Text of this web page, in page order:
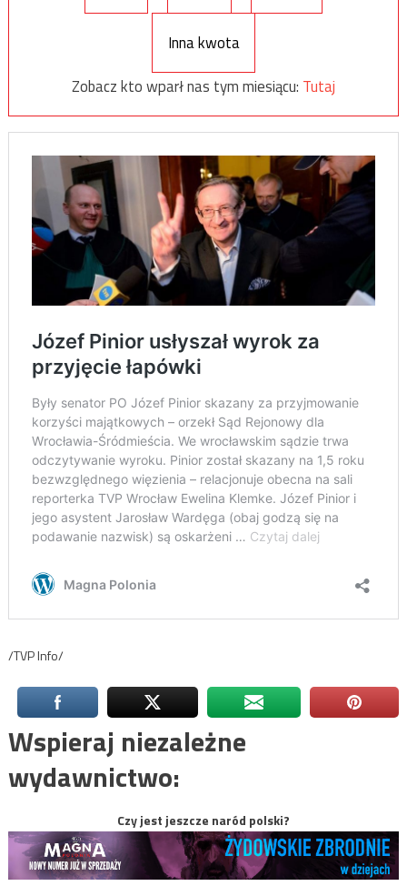
Inna kwota
Zobacz kto wparł nas tym miesiącu: Tutaj
/TVP Info/
Wspieraj niezależne
wydawnictwo:
Czy jest jeszcze naród polski?